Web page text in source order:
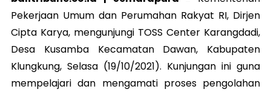
Pekerjaan Umum dan Perumahan Rakyat RI, Dirjen
Cipta Karya, mengunjungi TOSS Center Karangdadi,
Desa Kusamba Kecamatan Dawan, Kabupaten
Klungkung, Selasa (19/10/2021). Kunjungan ini guna
mempelajari dan mengamati proses pengolahan